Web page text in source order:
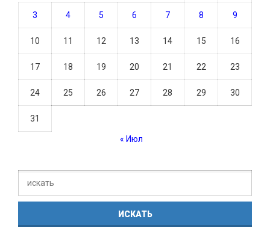
3 4 5 6 7 8 9
10 11 12 13 14 15 16
17 18 19 20 21 22 23
24 25 26 27 28 29 30
31
« Июл